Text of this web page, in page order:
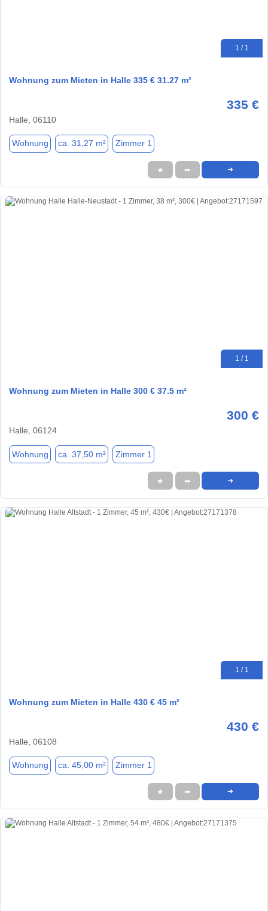
1 / 1
Wohnung zum Mieten in Halle 335 € 31.27 m²
335 €
Halle, 06110
Wohnung ca. 31,27 m² Zimmer 1
★ ➦ ➜
1 / 1
Wohnung zum Mieten in Halle 300 € 37.5 m²
300 €
Halle, 06124
Wohnung ca. 37,50 m² Zimmer 1
★ ➦ ➜
1 / 1
Wohnung zum Mieten in Halle 430 € 45 m²
430 €
Halle, 06108
Wohnung ca. 45,00 m² Zimmer 1
★ ➦ ➜